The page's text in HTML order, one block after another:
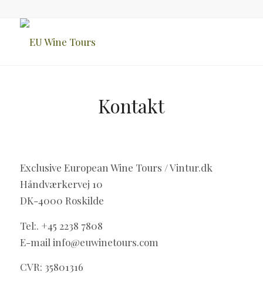
Kontakt
Exclusive European Wine Tours / Vintur.dk
Håndværkervej 10
DK-4000 Roskilde
Tel:. +45 2238 7808
E-mail info@euwinetours.com
CVR: 35801316